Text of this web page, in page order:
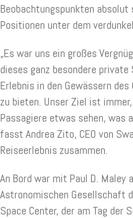
Beobachtungspunkten absolut
Positionen unter dem
„Es war uns ein großes
dieses ganz besondere
Erlebnis in den Gewässern
zu bieten. Unser Ziel ist
Passagiere etwas sehen, was
fasst Andrea Zito, CEO von
Reiseerlebnis zusammen.
An Bord war mit Paul D. Maley
Astronomischen Gesellschaft
Space Center, der am Tag der